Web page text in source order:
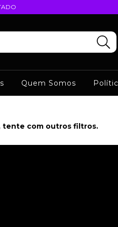
Quem Somos
tente com outros filtros.